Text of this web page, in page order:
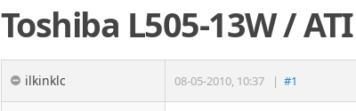
Toshiba L505-13W /
ilkinklc 08-05-2010, 10:37 | #1